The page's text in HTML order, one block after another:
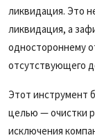
ликвидация. Это
ликвидация, а
одностороннему
отсутствующего
Этот инструмент
целью — очистки
исключения